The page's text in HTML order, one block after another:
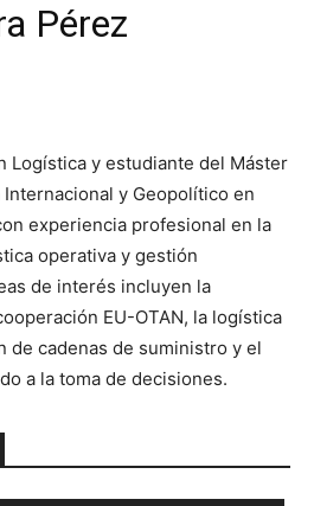
Pérez
Logística y estudiante del Máster
y Geopolítico en
experiencia profesional en la
operativa y gestión
de interés incluyen la
EU-OTAN, la logística
de cadenas de suministro y el
a la toma de decisiones.